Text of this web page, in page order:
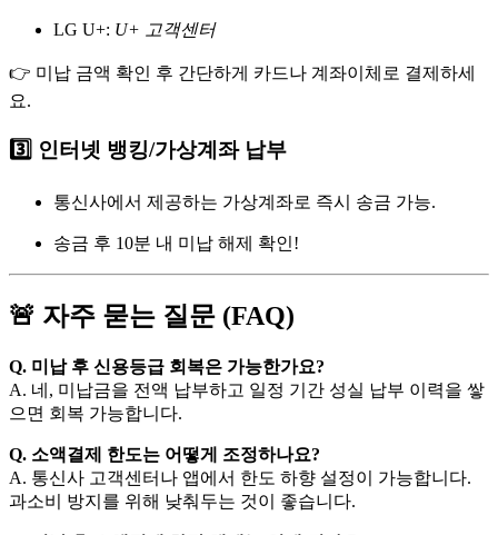
LG U+: U+ 고객센터
👉 미납 금액 확인 후 간단하게 카드나 계좌이체로 결제하세
요.
3️⃣ 인터넷 뱅킹/가상계좌 납부
통신사에서 제공하는 가상계좌로 즉시 송금 가능.
송금 후 10분 내 미납 해제 확인!
🚨 자주 묻는 질문 (FAQ)
Q. 미납 후 신용등급 회복은 가능한가요?
A. 네, 미납금을 전액 납부하고 일정 기간 성실 납부 이력을 쌓
으면 회복 가능합니다.
Q. 소액결제 한도는 어떻게 조정하나요?
A. 통신사 고객센터나 앱에서 한도 하향 설정이 가능합니다.
과소비 방지를 위해 낮춰두는 것이 좋습니다.